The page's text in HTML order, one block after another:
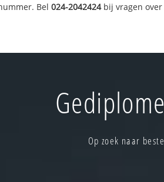
Bel024-2042424bij vragen over
Op zoek naar